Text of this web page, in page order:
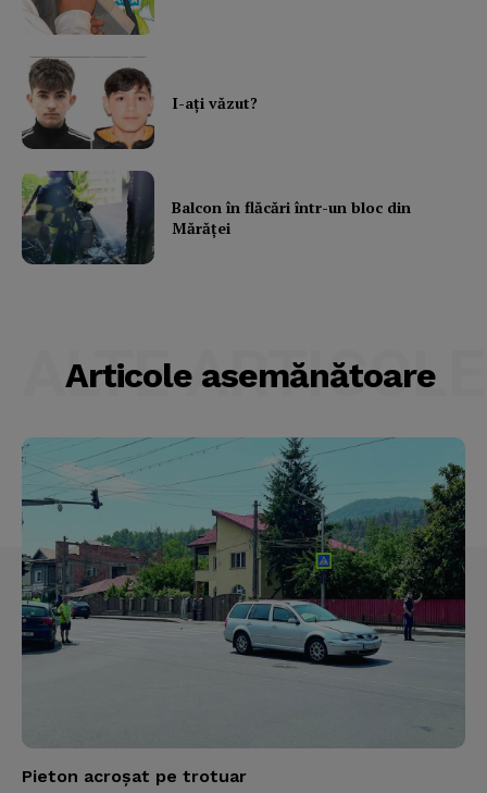
I-aţi văzut?
Balcon în flăcări într-un bloc din
Mărăţei
Articole asemănătoare
ALTE ARTICOLE
Pieton acroşat pe trotuar